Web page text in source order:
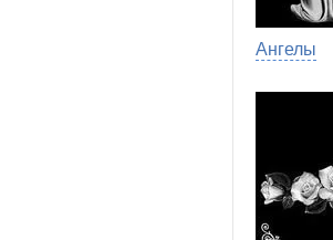
Ангелы